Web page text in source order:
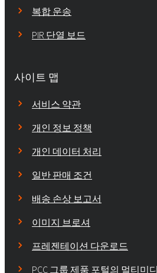
복합 운송
PIR 단열 보드
사이트 맵
서비스 약관
개인 정보 정책
개인 데이터 처리
일반 판매 조건
배송 손상 보고서
이미지 브로셔
프레젠테이션 다운로드
PCC 그룹 제품 포털의 멀티미